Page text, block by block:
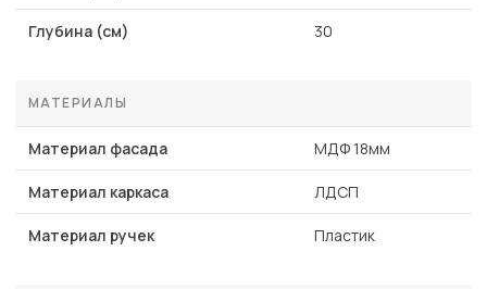
Глубина (см) 30
МАТЕРИАЛЫ
Материал фасада МДФ 18мм
Материал каркаса ЛДСП
Материал ручек Пластик